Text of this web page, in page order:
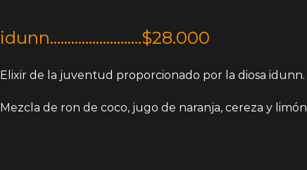
idunn……………………..$28.000
Elixir de la juventud proporcionado por la diosa idunn.
Mezcla de ron de coco, jugo de naranja, cereza y limón